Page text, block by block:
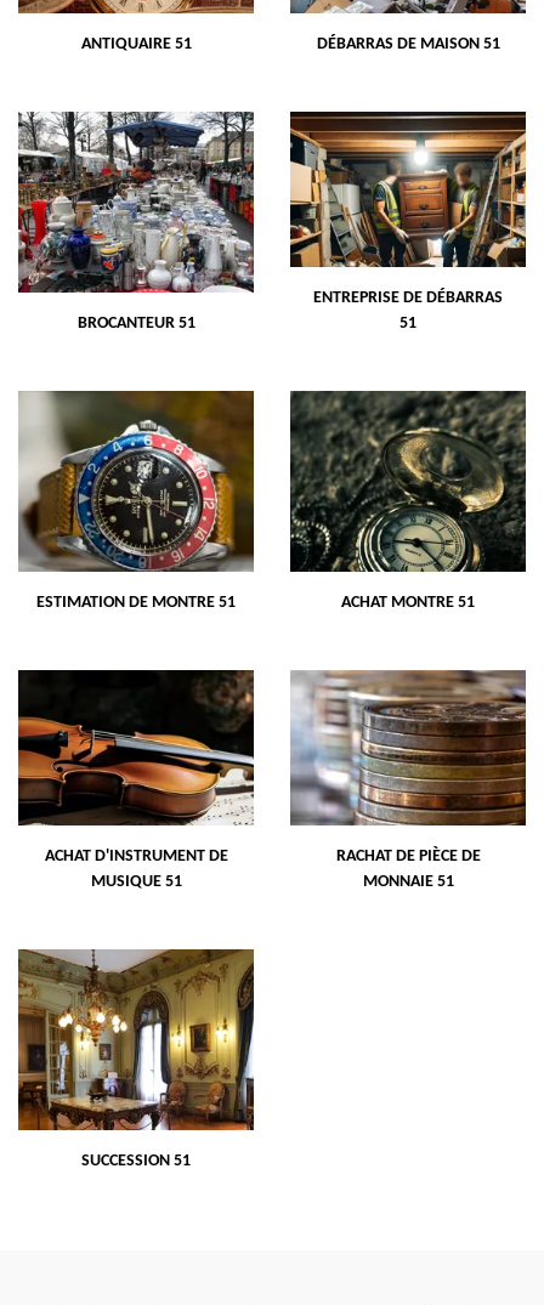
ANTIQUAIRE 51 DÉBARRAS DE MAISON 51
BROCANTEUR 51
ENTREPRISE DE DÉBARRAS
51
ESTIMATION DE MONTRE 51 ACHAT MONTRE 51
ACHAT D'INSTRUMENT DE
MUSIQUE 51
RACHAT DE PIÈCE DE
MONNAIE 51
SUCCESSION 51